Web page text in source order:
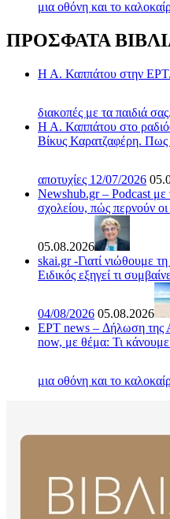
μια οθόνη και το
ΠΡΟΣΦΑΤΑ
Η Α. Καππάτου στην
διακοπές με τα παιδιά
Η Α. Καππάτου στο
Βίκυς Καρατζαφέρη. Πως
αποτυχίες 12/07/2026
Newshub.gr – Podcast
σχολείου, πώς περνούν
05.08.2026
skai.gr -Γιατί νιώθουμε
Ειδικός εξηγεί τι
04/08/2026 05.08.2026
ΕΡΤ news – Δήλωση της
now, με θέμα: Τι κάνουμε
μια οθόνη και το